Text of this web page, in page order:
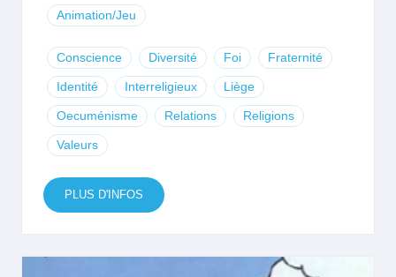
Animation/Jeu
Conscience Diversité Foi Fraternité
Identité Interreligieux Liège
Oecuménisme Relations Religions
Valeurs
PLUS D'INFOS